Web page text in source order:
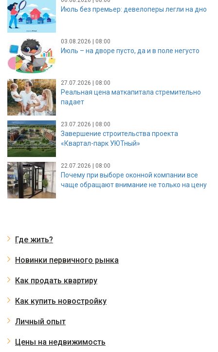
Июль без премьер: девелоперы легли на дно
03.08.2026 | 08:00
Июль – на дворе пусто, да и в поле негусто
27.07.2026 | 08:00
Реальная цена маткапитала стремительно
падает
23.07.2026 | 08:00
Завершение строительства проекта
«Квартал-парк УЮТный»
22.07.2026 | 08:00
Почему при выборе оконной компании все
чаще обращают внимание не только на цену
Где жить?
Новинки первичного рынка
Как продать квартиру
Как купить новостройку
Личный опыт
Цены на недвижимость